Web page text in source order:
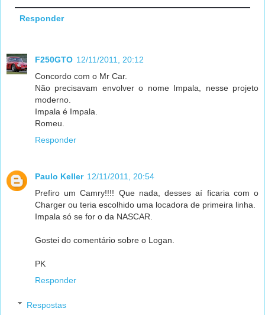
Responder
F250GTO 12/11/2011, 20:12
Concordo com o Mr Car.
Não precisavam envolver o nome Impala, nesse projeto
moderno.
Impala é Impala.
Romeu.
Responder
Paulo Keller 12/11/2011, 20:54
Prefiro um Camry!!!! Que nada, desses aí ficaria com o
Charger ou teria escolhido uma locadora de primeira linha.
Impala só se for o da NASCAR.
Gostei do comentário sobre o Logan.
PK
Responder
Respostas